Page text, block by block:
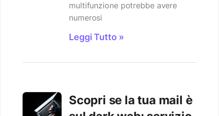
multifunzione potrebbe avere
numerosi
Leggi Tutto »
Scopri se la tua mail è